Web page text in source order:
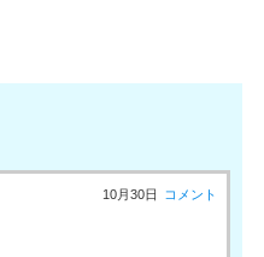
10月30日 コメント